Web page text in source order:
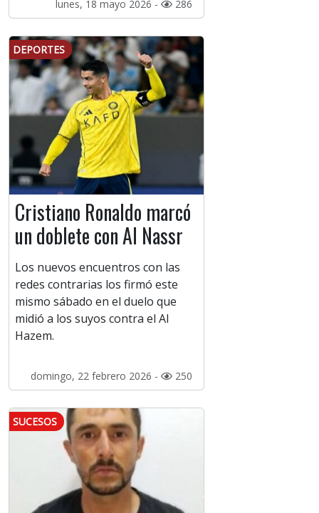
lunes, 18 mayo 2026 - 286
DEPORTES
Cristiano Ronaldo marcó
un doblete con Al Nassr
Los nuevos encuentros con las
redes contrarias los firmó este
mismo sábado en el duelo que
midió a los suyos contra el Al
Hazem.
domingo, 22 febrero 2026 - 250
SUCESOS